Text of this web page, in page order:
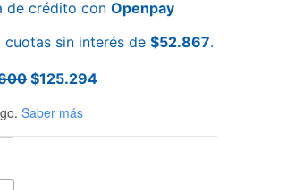
de crédito conOpenpay
cuotas sin interés de$52.867.
$125.294
Saber más